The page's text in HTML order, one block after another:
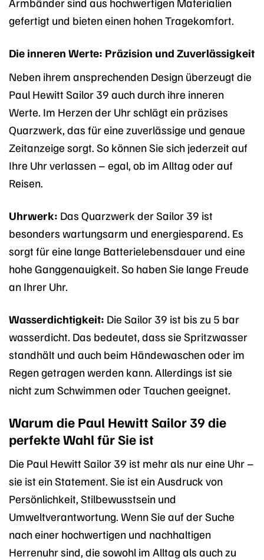
gefertigt und bieten einen hohen Tragekomfort.
Die inneren Werte: Präzision und Zuverlässigkeit
Neben ihrem ansprechenden Design überzeugt die
Paul Hewitt Sailor 39 auch durch ihre inneren
Werte. Im Herzen der Uhr schlägt ein präzises
Quarzwerk, das für eine zuverlässige und genaue
Zeitanzeige sorgt. So können Sie sich jederzeit auf
Ihre Uhr verlassen – egal, ob im Alltag oder auf
Reisen.
Uhrwerk: Das Quarzwerk der Sailor 39 ist
besonders wartungsarm und energiesparend. Es
sorgt für eine lange Batterielebensdauer und eine
hohe Ganggenauigkeit. So haben Sie lange Freude
an Ihrer Uhr.
Wasserdichtigkeit: Die Sailor 39 ist bis zu 5 bar
wasserdicht. Das bedeutet, dass sie Spritzwasser
standhält und auch beim Händewaschen oder im
Regen getragen werden kann. Allerdings ist sie
nicht zum Schwimmen oder Tauchen geeignet.
Warum die Paul Hewitt Sailor 39 die
perfekte Wahl für Sie ist
Die Paul Hewitt Sailor 39 ist mehr als nur eine Uhr –
sie ist ein Statement. Sie ist ein Ausdruck von
Persönlichkeit, Stilbewusstsein und
Umweltverantwortung. Wenn Sie auf der Suche
nach einer hochwertigen und nachhaltigen
Herrenuhr sind, die sowohl im Alltag als auch zu